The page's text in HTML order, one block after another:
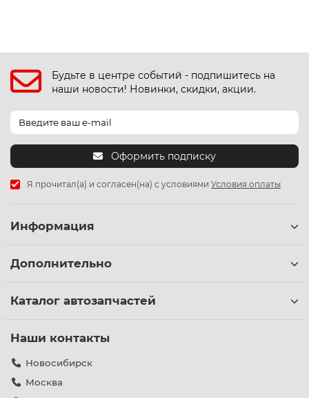
Будьте в центре событий - подпишитесь на
наши новости! Новинки, скидки, акции.
Оформить подписку
Я прочитал(а) и согласен(на) с условиями Условия оплаты
Информация
Дополнительно
Каталог автозапчастей
Наши контакты
Новосибирск
Москва